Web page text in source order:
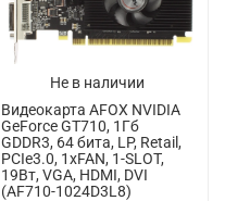
Не в наличии
Видеокарта AFOX NVIDIA
GeForce GT710, 1Гб
GDDR3, 64 бита, LP, Retail,
PCIe3.0, 1xFAN, 1-SLOT,
19Вт, VGA, HDMI, DVI
(AF710-1024D3L8)